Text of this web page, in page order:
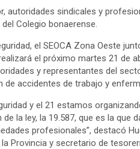
autoridades sindicales y
Colegio bonaerense.
el SEOCA Zona Oeste
el próximo martes 21 de
y representantes del
de accidentes de trabajo y
y el 21 estamos
la ley, la 19.587, que es la que
profesionales”, destacó
Provincia y secretario de